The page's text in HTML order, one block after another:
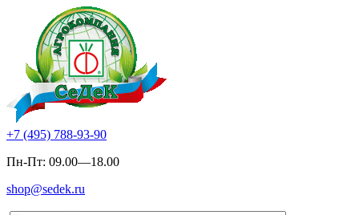
+7 (495) 788-93-90
Пн-Пт: 09.00—18.00
shop@sedek.ru